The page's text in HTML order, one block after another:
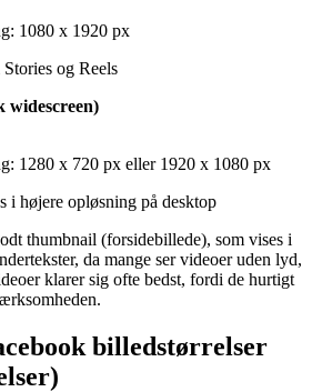
1080 x 1920 px
og Reels
widescreen)
1280 x 720 px eller 1920 x 1080 px
i højere opløsning på desktop
thumbnail (forsidebillede), som vises i
da mange ser videoer uden lyd,
klarer sig ofte bedst, fordi de hurtigt
billedstørrelser